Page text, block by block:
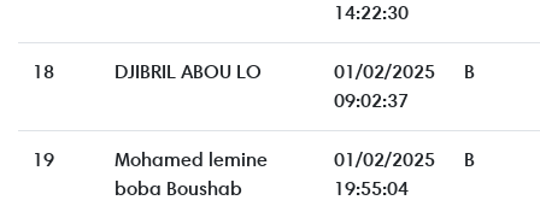
14:22:30
18 DJIBRIL ABOU LO
01/02/2025
09:02:37
B
19
Mohamed lemine
boba Boushab
01/02/2025
19:55:04
B